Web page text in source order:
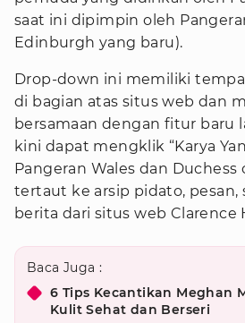
saat ini dipimpin oleh
Edinburgh yang baru).
Drop-down ini memiliki
di bagian atas situs web dan
bersamaan dengan fitur baru
kini dapat mengklik “Karya
Pangeran Wales dan Duchess
tertaut ke arsip pidato, pesan,
berita dari situs web Clarence
Baca Juga :
6 Tips Kecantikan Meghan
Kulit Sehat dan Berseri